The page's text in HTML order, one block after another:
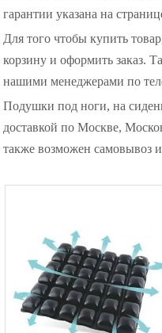
гарантии указана на
Для того чтобы купить
корзину и оформить заказ.
нашими менеджерами по
Подушки под ноги, на
доставкой по Москве,
также возможен самовывоз